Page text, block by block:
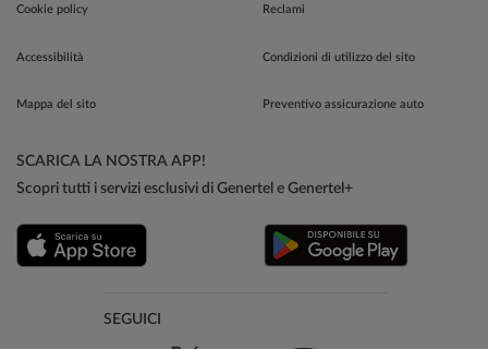
Cookie policy
Accessibilità
Mappa del sito
Reclami
Condizioni di utilizzo del sito
Preventivo assicurazione auto
SCARICA LA NOSTRA APP!
Scopri tutti i servizi esclusivi di Genertel e Genertel+
SEGUICI